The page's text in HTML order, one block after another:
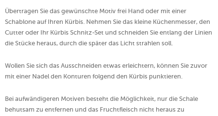
Übertragen Sie das gewünschte Motiv frei Hand oder mit einer
Schablone auf Ihren Kürbis. Nehmen Sie das kleine Küchenmesser, den
Cutter oder Ihr Kürbis Schnitz-Set und schneiden Sie entlang der Linien
die Stücke heraus, durch die später das Licht strahlen soll.
Wollen Sie sich das Ausschneiden etwas erleichtern, können Sie zuvor
mit einer Nadel den Konturen folgend den Kürbis punktieren.
Bei aufwändigeren Motiven besteht die Möglichkeit, nur die Schale
behutsam zu entfernen und das Fruchtfleisch nicht heraus zu